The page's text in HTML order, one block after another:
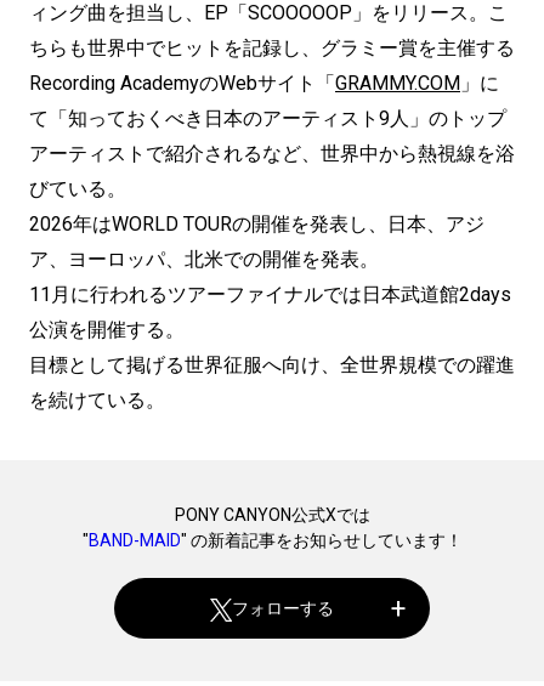
ィング曲を担当し、EP「SCOOOOOP」をリリース。こ
ちらも世界中でヒットを記録し、グラミー賞を主催する
Recording AcademyのWebサイト「 GRAMMY.COM 」に
て「知っておくべき日本のアーティスト9人」のトップ
アーティストで紹介されるなど、世界中から熱視線を浴
びている。
2026年はWORLD TOURの開催を発表し、日本、アジ
ア、ヨーロッパ、北米での開催を発表。
11月に行われるツアーファイナルでは日本武道館2days
公演を開催する。
目標として掲げる世界征服へ向け、全世界規模での躍進
を続けている。
PONY CANYON公式Xでは
"BAND-MAID" の新着記事をお知らせしています！
フォローする